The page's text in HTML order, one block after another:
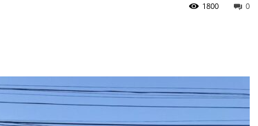
0
1800